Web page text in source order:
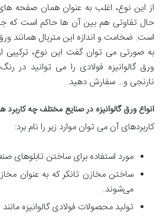
از این نوع، اغلب به عنوان همان صفحه‌
حال تفاوتی هم بین آن‌ ها حاکم است که
است. ضخامت و اندازه این متریال همانند
به‌ صورتی می‌ توان گفت این نوع، ترکیبی
ورق گالوانیزه فولادی را می‌ توانید در
نارنجی و… سفارش دهید.
انواع ورق گالوانیزه در صنایع مختلف چه کاربرد
کاربرد‌های آن می‌ توان موارد زیر را نام برد:
مورد استفاده برای ساختن تابلو‌های
ساختن مخازن تانکر که به‌ عنوان
می‌شوند.
تولید محصولات فولادی گالوانیزه